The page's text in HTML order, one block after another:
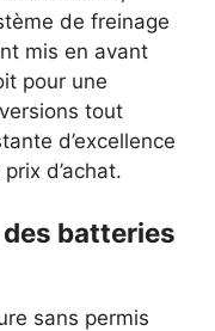
de freinage
mis en avant
pour une
tout
d’excellence
d’achat.
batteries
sans permis